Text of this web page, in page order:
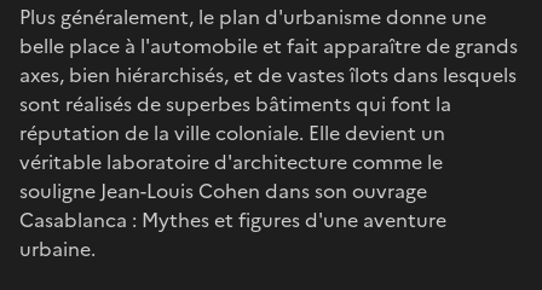
Plus généralement, le plan d'urbanisme donne une
belle place à l'automobile et fait apparaître de grands
axes, bien hiérarchisés, et de vastes îlots dans lesquels
sont réalisés de superbes bâtiments qui font la
réputation de la ville coloniale. Elle devient un
véritable laboratoire d'architecture comme le
souligne Jean-Louis Cohen dans son ouvrage
Casablanca : Mythes et figures d'une aventure
urbaine.